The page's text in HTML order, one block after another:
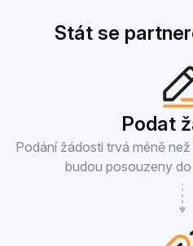
Stát se
Podat
Podání žádosti trvá méně
budou posouzeny